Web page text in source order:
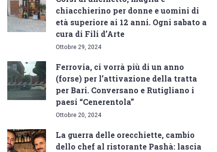
chiacchierino per donne e uomini di
età superiore ai 12 anni. Ogni sabato a
cura di Fili d’Arte
Ottobre 29, 2024
Ferrovia, ci vorrà più di un anno
(forse) per l’attivazione della tratta
per Bari. Conversano e Rutigliano i
paesi “Cenerentola”
Ottobre 20, 2024
La guerra delle orecchiette, cambio
dello chef al ristorante Pashà: lascia